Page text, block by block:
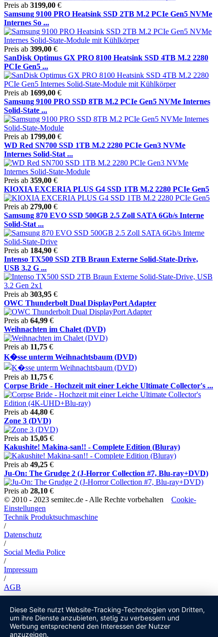
Preis ab 3199,00 €
Samsung 9100 PRO Heatsink SSD 2TB M.2 PCIe Gen5 NVMe
Internes So ...
Preis ab 399,00 €
SanDisk Optimus GX PRO 8100 Heatsink SSD 4TB M.2 2280
PCIe Gen5 ...
Preis ab 1699,00 €
Samsung 9100 PRO SSD 8TB M.2 PCIe Gen5 NVMe Internes
Solid-State ...
Preis ab 1799,00 €
WD Red SN700 SSD 1TB M.2 2280 PCIe Gen3 NVMe
Internes Solid-Stat ...
Preis ab 359,00 €
KIOXIA EXCERIA PLUS G4 SSD 1TB M.2 2280 PCIe Gen5
Preis ab 279,00 €
Samsung 870 EVO SSD 500GB 2.5 Zoll SATA 6Gb/s Interne
Solid-Stat ...
Preis ab 184,90 €
Intenso TX500 SSD 2TB Braun Externe Solid-State-Drive,
USB 3.2 G ...
Preis ab 303,95 €
OWC Thunderbolt Dual DisplayPort Adapter
Preis ab 64,99 €
Weihnachten im Chalet (DVD)
Preis ab 11,75 €
K�sse unterm Weihnachtsbaum (DVD)
Preis ab 11,75 €
Corpse Bride - Hochzeit mit einer Leiche Ultimate Collector's ...
Preis ab 44,80 €
Zone 3 (DVD)
Preis ab 15,05 €
Kakushite! Makina-san!! - Complete Edition (Bluray)
Preis ab 49,25 €
Ju-On: The Grudge 2 (J-Horror Collection #7, Blu-ray+DVD)
Preis ab 28,10 €
© 2010 - 2023 semitec.de - Alle Rechte vorbehalten Cookie-
Einstellungen
Technik Produktsuchmaschine
/
Datenschutz
/
Social Media Police
/
Impressum
/
AGB
Diese Seite nutzt Website-Tracking-Technologien von Dritten,
um ihre Dienste anzubieten, stetig zu verbessern und
Werbung entsprechend den Interessen der Nutzer
anzuzeigen.